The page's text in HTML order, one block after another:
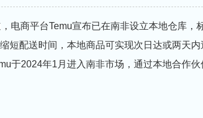
电商平台Temu宣布已在南非设立本地仓库，
短配送时间，本地商品可实现次日达或两天
于2024年1月进入南非市场，通过本地合作